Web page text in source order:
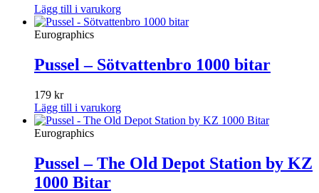
Lägg till i varukorg
Eurographics
Pussel – Sötvattenbro 1000 bitar
179 kr
Lägg till i varukorg
Eurographics
Pussel – The Old Depot Station by KZ
1000 Bitar